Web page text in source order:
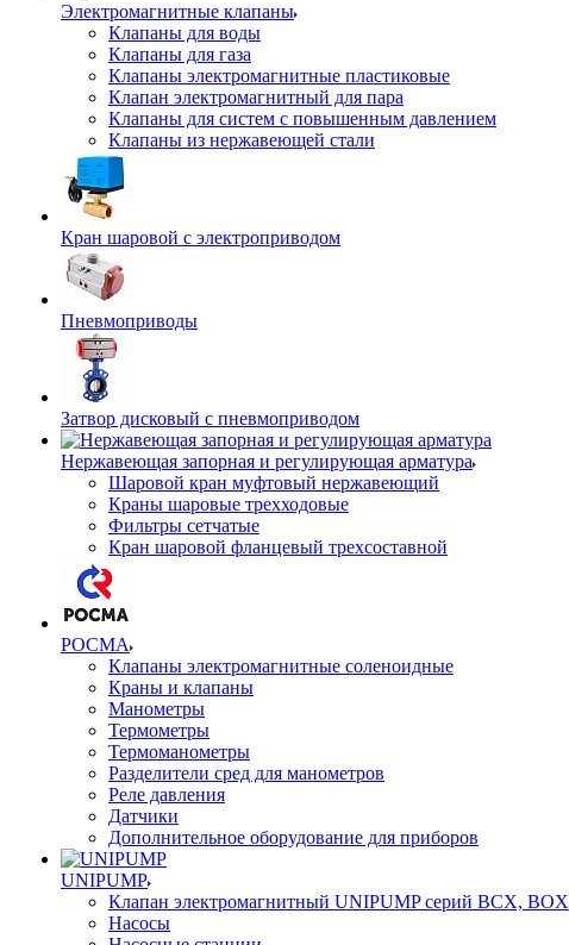
Электромагнитные клапаны
Клапаны для воды
Клапаны для газа
Клапаны электромагнитные пластиковые
Клапан электромагнитный для пара
Клапаны для систем с повышенным давлением
Клапаны из нержавеющей стали
Кран шаровой с электроприводом
Пневмоприводы
Затвор дисковый с пневмоприводом
Нержавеющая запорная и регулирующая арматура
Шаровой кран муфтовый нержавеющий
Краны шаровые трехходовые
Фильтры сетчатые
Кран шаровой фланцевый трехсоставной
РОСМА
Клапаны электромагнитные соленоидные
Краны и клапаны
Манометры
Термометры
Термоманометры
Разделители сред для манометров
Реле давления
Датчики
Дополнительное оборудование для приборов
UNIPUMP
Клапан электромагнитный UNIPUMP серий BCX, BOX
Насосы